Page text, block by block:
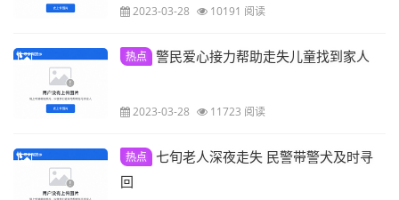
2023-03-28 10191 阅读
热点 警民爱心接力帮助走失儿童找到家人
2023-03-28 11723 阅读
热点
七旬老人深夜走失 民警带警犬及时寻
回